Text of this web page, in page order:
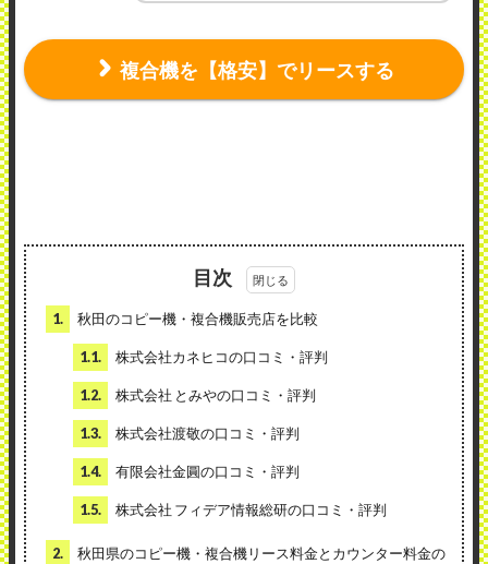
複合機を【格安】でリースする
目次
1. 秋田のコピー機・複合機販売店を比較
1.1. 株式会社カネヒコの口コミ・評判
1.2. 株式会社 とみやの口コミ・評判
1.3. 株式会社渡敬の口コミ・評判
1.4. 有限会社金圓の口コミ・評判
1.5. 株式会社 フィデア情報総研の口コミ・評判
2.
秋田県のコピー機・複合機リース料金とカウンター料金の